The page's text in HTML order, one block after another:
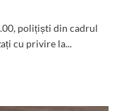
polițiști din cadrul
cu privire la...